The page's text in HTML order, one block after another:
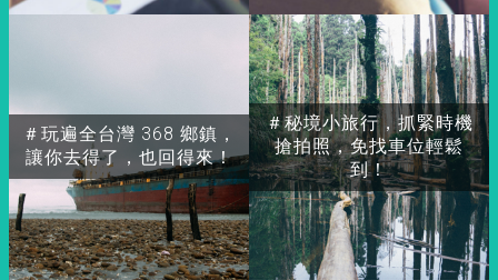
＃玩遍全台灣 368 鄉鎮，
讓你去得了，也回得來！
＃秘境小旅行，抓緊時機
搶拍照，免找車位輕鬆
到！